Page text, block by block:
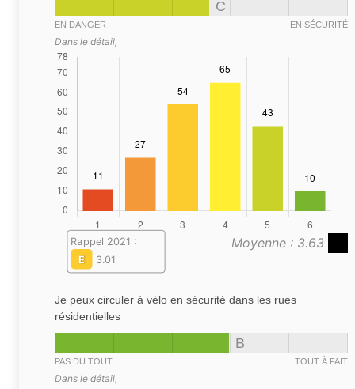
C
EN DANGER EN SÉCURITÉ
Dans le détail,
Moyenne : 3.63
Rappel 2021 :
E
3.01
Je peux circuler à vélo en sécurité dans les rues
résidentielles
B
PAS DU TOUT TOUT À FAIT
Dans le détail,